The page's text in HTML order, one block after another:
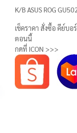
K/B ASUS ROG
เช็คราคา สั่งซื้อ คีย์บอร์
ตอนนี้
กดที่ ICON >>>